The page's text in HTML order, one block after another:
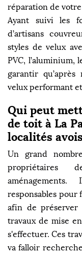
réparation de votre
Ayant suivi les
d’artisans
styles de velux
PVC, l’aluminium,
garantir
velux performant et
Qui peut
de toit à La
localités
Un grand
propriétaires
responsables pour
afin de préserver
travaux de mise
s'effectuer. Ces
va falloir